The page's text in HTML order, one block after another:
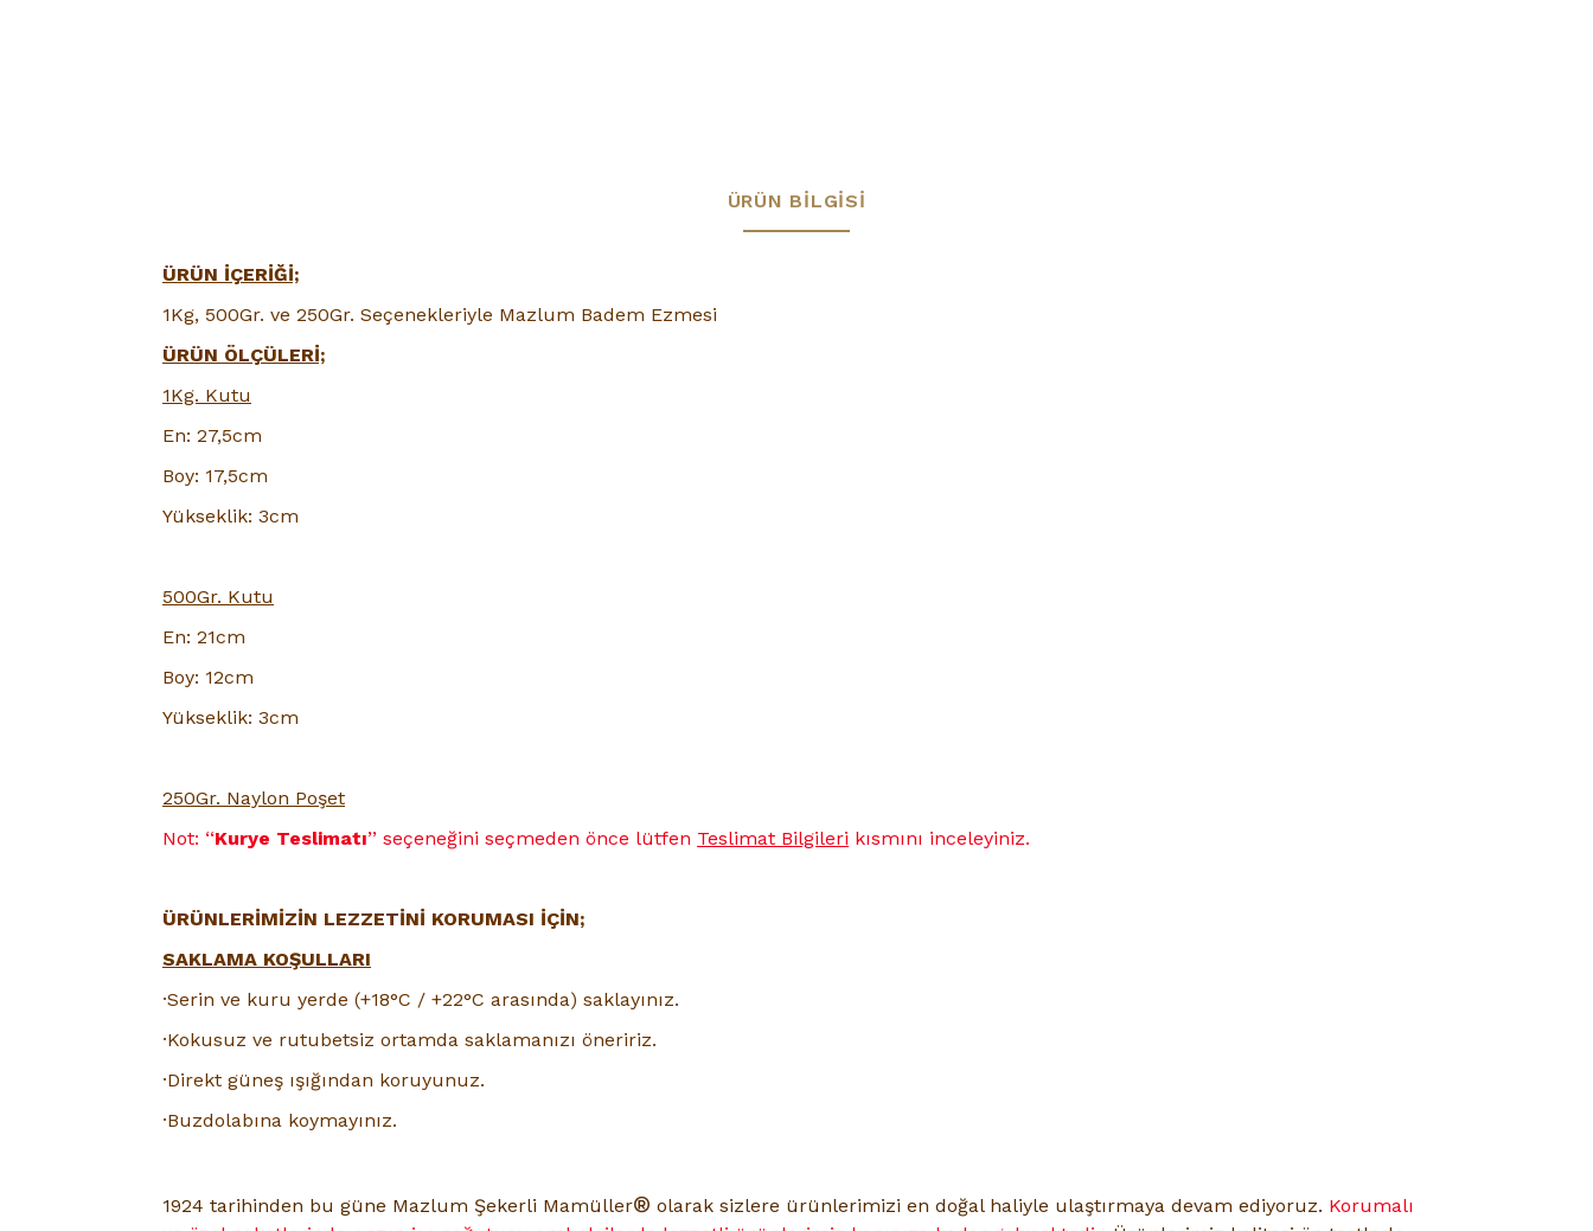
ÜRÜN BILGISI
ÜRÜN İÇERİĞİ;
1Kg, 500Gr. ve 250Gr. Seçenekleriyle Mazlum Badem Ezmesi
ÜRÜN ÖLÇÜLERİ;
1Kg. Kutu
En: 27,5cm
Boy: 17,5cm
Yükseklik: 3cm
500Gr. Kutu
En: 21cm
Boy: 12cm
Yükseklik: 3cm
250Gr. Naylon Poşet
Not: ‘‘Kurye Teslimatı’’ seçeneğini seçmeden önce lütfen Teslimat Bilgileri kısmını inceleyiniz.
ÜRÜNLERİMİZİN LEZZETİNİ KORUMASI İÇİN;
SAKLAMA KOŞULLARI
·Serin ve kuru yerde (+18°C / +22°C arasında) saklayınız.
·Kokusuz ve rutubetsiz ortamda saklamanızı öneririz.
·Direkt güneş ışığından koruyunuz.
·Buzdolabına koymayınız.
1924 tarihinden bu güne Mazlum Şekerli Mamüller® olarak sizlere ürünlerimizi en doğal haliyle ulaştırmaya devam ediyoruz. Korumalı